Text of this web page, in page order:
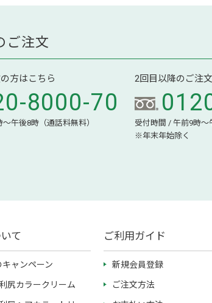
ご注文
方はこちら
8000-70
午後8時（通話料無料）
2回目以降のご注
受付時間 / 午前9時～
※年末年始除く
て
ャンペーン
尻カラークリーム
ご利用ガイド
新規会員登録
ご注文方法